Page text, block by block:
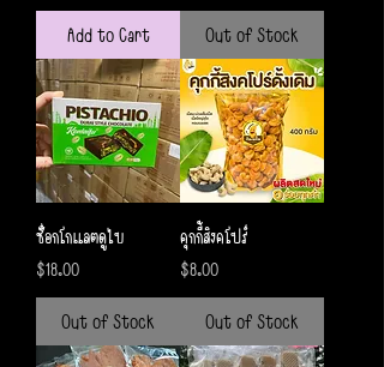
Add to Cart
Out of Stock
ช็อกโกแลตดูไบ
Price
$18.00
Out of Stock
คุกกี้สิงคโปร์
Price
$8.00
Out of Stock